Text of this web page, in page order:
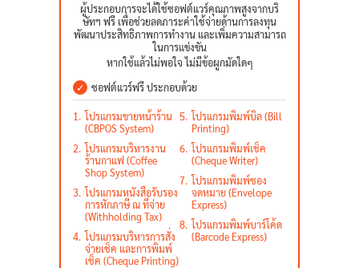
ผู้ประกอบการจะได้ใช้ซอฟต์แวร์คุณภาพสูงจากบริ
ษัทฯ ฟรี เพื่อช่วยลดภาระค่าใช้จ่ายด้านการลงทุน
พัฒนาประสิทธิภาพการทำงาน และเพิ่มความสามารถ
ในการแข่งขัน
หากใช้แล้วไม่พอใจ ไม่มีข้อผูกมัดใดๆ
✓
ซอฟต์แวร์ฟรี ประกอบด้วย
1. โปรแกรมขายหน้าร้าน
(CBPOS System)
2. โปรแกรมบริหารงาน
ร้านกาแฟ (Coffee
Shop System)
3. โปรแกรมหนังสือรับรอง
การหักภาษี ณ ที่จ่าย
(Withholding Tax)
4. โปรแกรมบริหารการสั่ง
จ่ายเช็ค และการพิมพ์
เช็ค (Cheque Printing)
5. โปรแกรมพิมพ์บิล (Bill
Printing)
6. โปรแกรมพิมพ์เช็ค
(Cheque Writer)
7. โปรแกรมพิมพ์ซอง
จดหมาย (Envelope
Express)
8. โปรแกรมพิมพ์บาร์โค้ด
(Barcode Express)